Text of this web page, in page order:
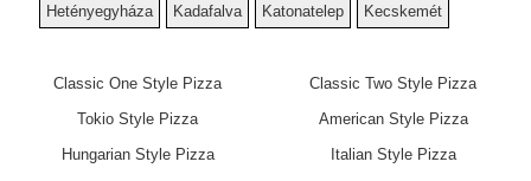
Hetényegyháza Kadafalva Katonatelep Kecskemét
Classic One Style Pizza
Classic Two Style Pizza
Tokio Style Pizza
American Style Pizza
Hungarian Style Pizza
Italian Style Pizza